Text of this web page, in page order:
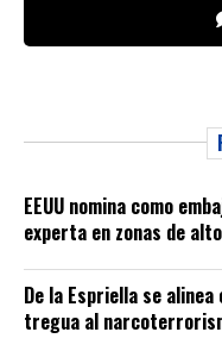
EEUU nomina como
experta en zonas de
De la Espriella se
tregua al